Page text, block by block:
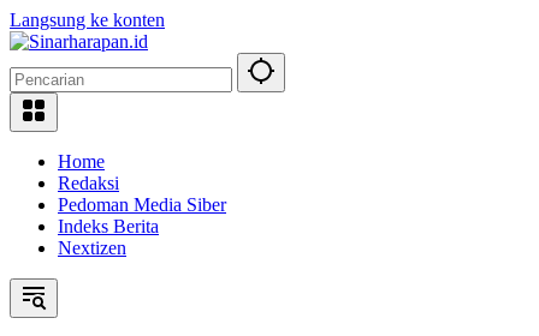
Langsung ke konten
Home
Redaksi
Pedoman Media Siber
Indeks Berita
Nextizen